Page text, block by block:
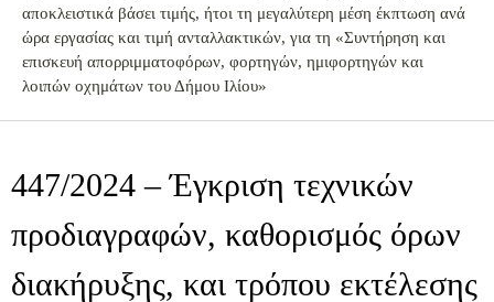
αποκλειστικά βάσει τιμής, ήτοι τη μεγαλύτερη μέση έκπτωση ανά
ώρα εργασίας και τιμή ανταλλακτικών, για τη «Συντήρηση και
επισκευή απορριμματοφόρων, φορτηγών, ημιφορτηγών και
λοιπών οχημάτων του Δήμου Ιλίου»
447/2024 – Έγκριση τεχνικών
προδιαγραφών, καθορισμός όρων
διακήρυξης, και τρόπου εκτέλεσης